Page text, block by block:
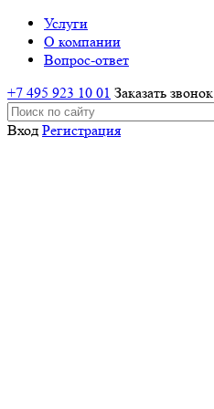
Услуги
О компании
Вопрос-ответ
+7 495 923 10 01 Заказать звонок
Вход Регистрация